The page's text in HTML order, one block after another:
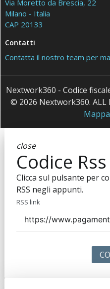
Via Moretto da Brescia, 22
Milano - Italia
CAP 20133
Contatti
Contatta il nostro team per
Nextwork360 - Codice
© 2026 Nextwork360. ALL
close
Codice Rss
Clicca sul pulsante per
RSS negli appunti.
RSS link